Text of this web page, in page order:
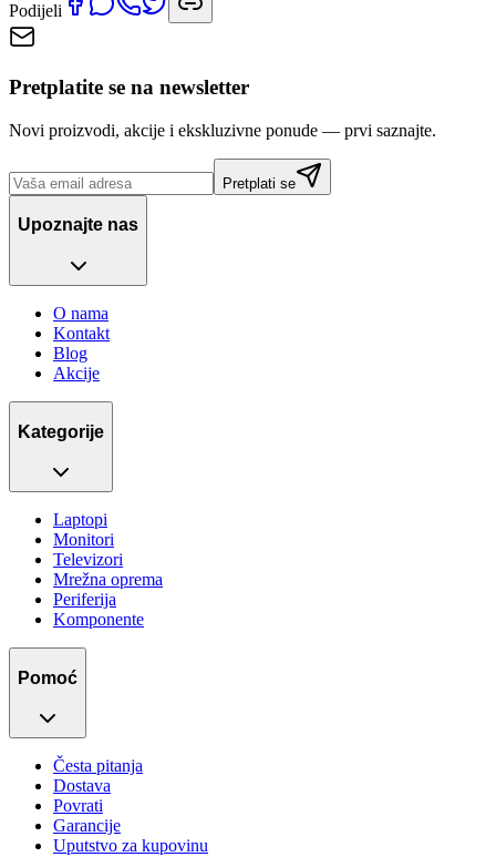
Podijeli
Pretplatite se na newsletter
Novi proizvodi, akcije i ekskluzivne ponude — prvi saznajte.
Pretplati se
Upoznajte nas
O nama
Kontakt
Blog
Akcije
Kategorije
Laptopi
Monitori
Televizori
Mrežna oprema
Periferija
Komponente
Pomoć
Česta pitanja
Dostava
Povrati
Garancije
Uputstvo za kupovinu